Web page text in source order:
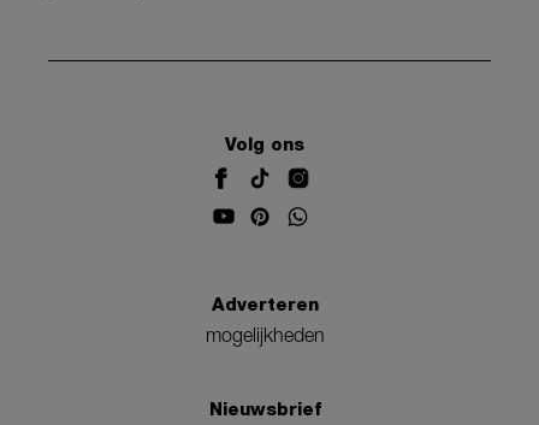
Volg ons
Adverteren
mogelijkheden
Nieuwsbrief